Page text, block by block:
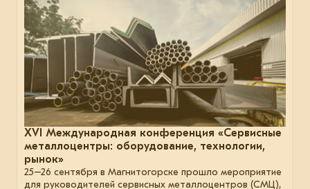
XVI Международная конференция «Сервисные
металлоцентры: оборудование, технологии,
рынок»
25–26 сентября в Магнитогорске прошло мероприятие
для руководителей сервисных металлоцентров (СМЦ),